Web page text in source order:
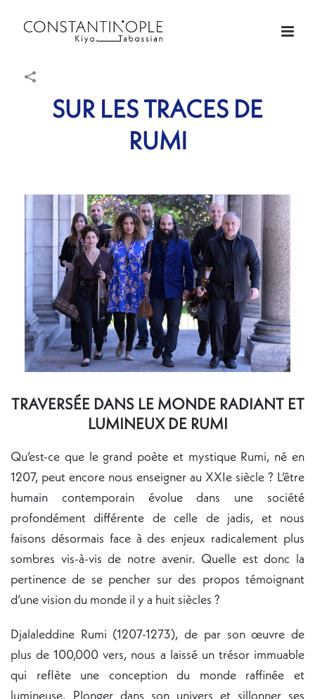
SUR LES TRACES DE
RUMI
TRAVERSÉE DANS LE MONDE RADIANT ET
LUMINEUX DE RUMI
Qu’est-ce que le grand poète et mystique Rumi, né en
1207, peut encore nous enseigner au XXIe siècle ? L’être
humain contemporain évolue dans une société
profondément différente de celle de jadis, et nous
faisons désormais face à des enjeux radicalement plus
sombres vis-à-vis de notre avenir. Quelle est donc la
pertinence de se pencher sur des propos témoignant
d’une vision du monde il y a huit siècles ?
Djalaleddine Rumi (1207-1273), de par son œuvre de
plus de 100,000 vers, nous a laissé un trésor immuable
qui reflète une conception du monde raffinée et
lumineuse. Plonger dans son univers et sillonner ses